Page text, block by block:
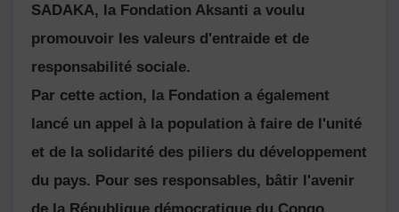
SADAKA, la Fondation Aksanti a voulu
promouvoir les valeurs d'entraide et de
responsabilité sociale.
Par cette action, la Fondation a également
lancé un appel à la population à faire de l'unité
et de la solidarité des piliers du développement
du pays. Pour ses responsables, bâtir l'avenir
de la République démocratique du Congo